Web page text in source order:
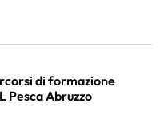
di formazione
Pesca Abruzzo